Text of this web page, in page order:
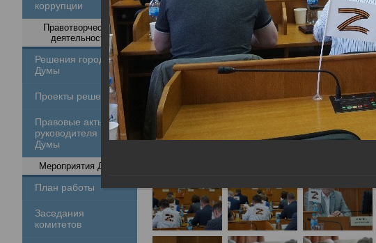
коррупции
Правотворческая
деятельность
Решения городской
Думы
Проекты решений
Правовые акты
руководителя
Думы
Мероприятия Думы
План работы
Заседания
комитетов